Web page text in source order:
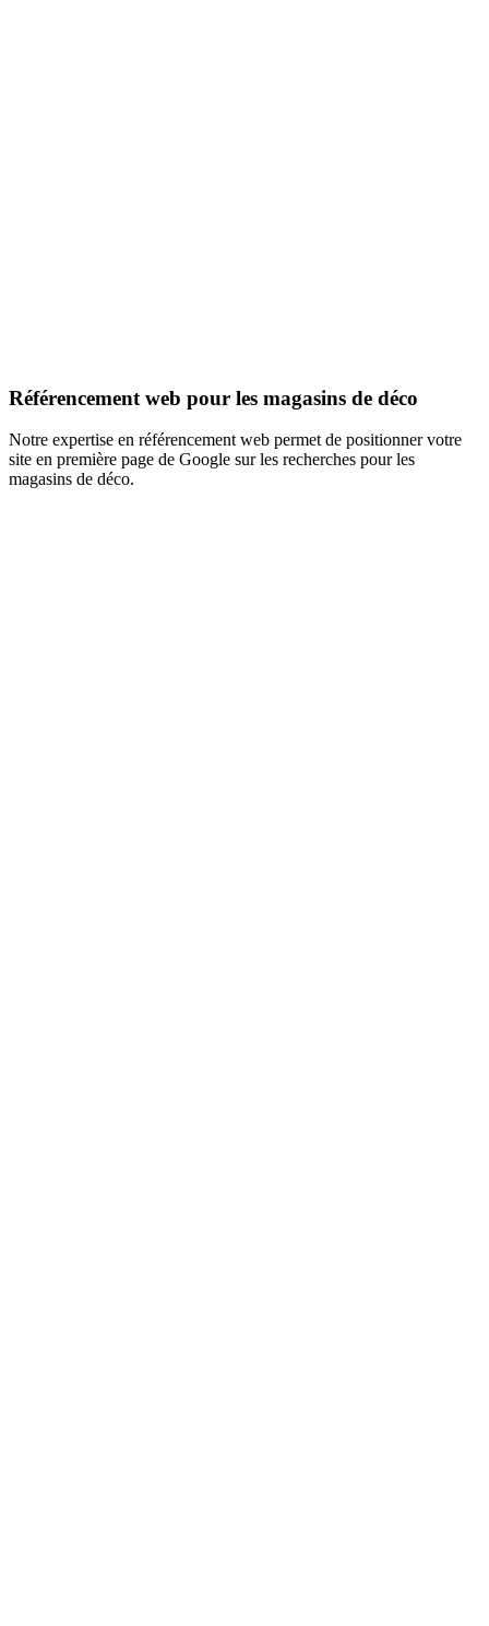
Référencement web pour les magasins de déco
Notre expertise en référencement web permet de positionner votre
site en première page de Google sur les recherches pour les
magasins de déco.